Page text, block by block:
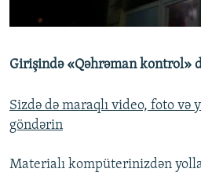
AZƏRBAYCAN ƏDƏBIYYATI KITABXANASI
İZ - MƏDƏNIYYƏT PROQRAMI
MATERIALLARIMIZDAN ISTIFADƏ
AZADLIQRADIOSU MOBIL
BIZIMLƏ ƏLAQƏ
XƏBƏR BÜLLETENLƏRIMIZ
BIZI IZLƏ
RFE/RL-in bütün saytları
Girişində «Qəhrəman kontrol»
Sizdə də maraqlı video, foto və
göndərin
Materialı kompüterinizdən